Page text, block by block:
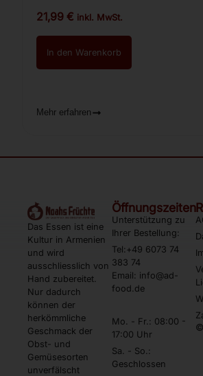
21,99€ inkl. MwSt.
In den Warenkorb
Mehr erfahren
Das Essen ist eine
Kultur in Armenien
und wird
ausschliesslich von
Hand zubereitet.
Nur dadurch
können der
herkömmliche
Geschmack der
Obst- und
Gemüsesorten
unverfälscht
Öffnungszeiten
Unterstützung zu
Ihrer Bestellung:
Tel:+49 6073 74
383 74
Email: info@ad-
food.de
Mo. - Fr.: 08:00 -
17:00 Uhr
Sa. - So.:
Geschlossen